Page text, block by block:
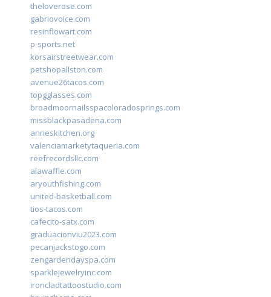
theloverose.com
gabriovoice.com
resinflowart.com
p-sports.net
korsairstreetwear.com
petshopallston.com
avenue26tacos.com
topgglasses.com
broadmoornailsspacoloradosprings.com
missblackpasadena.com
anneskitchen.org
valenciamarketytaqueria.com
reefrecordsllc.com
alawaffle.com
aryouthfishing.com
united-basketball.com
tios-tacos.com
cafecito-satx.com
graduacionviu2023.com
pecanjackstogo.com
zengardendayspa.com
sparklejewelryinc.com
ironcladtattoostudio.com